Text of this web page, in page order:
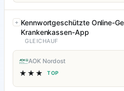
Kennwortgeschützte Online-
Krankenkassen-App
GLEICHAUF
AOK Nordost
★★★ TOP